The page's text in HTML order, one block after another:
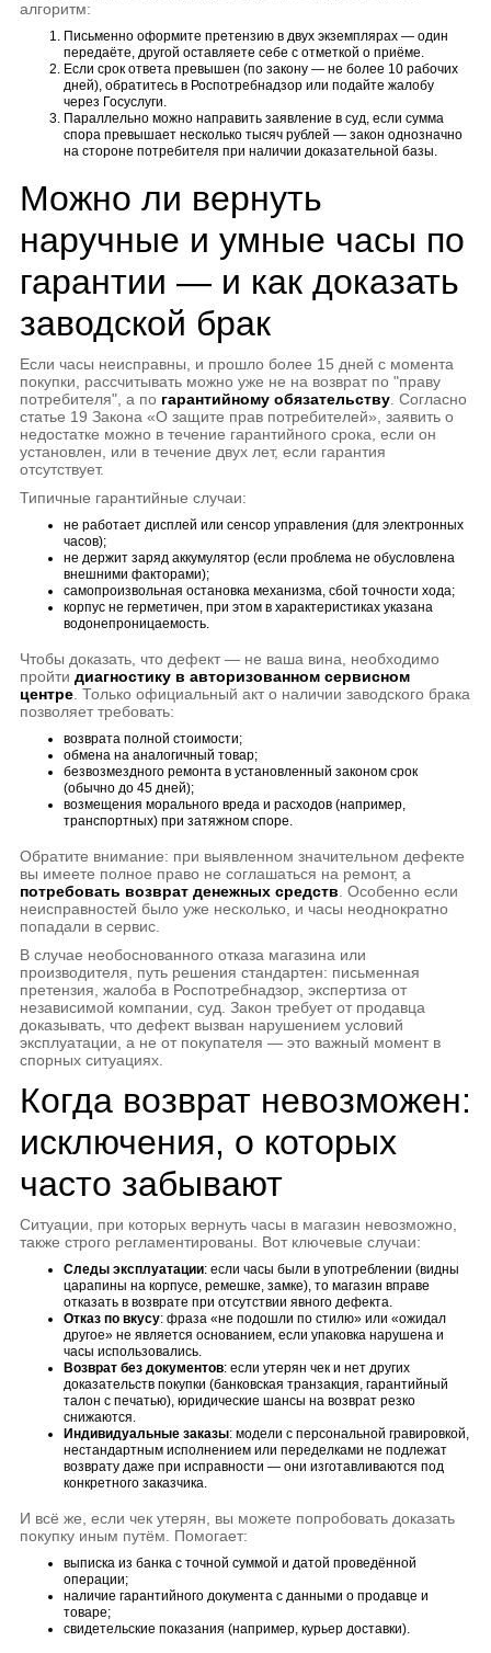
алгоритм:
Письменно оформите претензию в двух экземплярах — один
передаёте, другой оставляете себе с отметкой о приёме.
Если срок ответа превышен (по закону — не более 10 рабочих
дней), обратитесь в Роспотребнадзор или подайте жалобу
через Госуслуги.
Параллельно можно направить заявление в суд, если сумма
спора превышает несколько тысяч рублей — закон однозначно
на стороне потребителя при наличии доказательной базы.
Можно ли вернуть
наручные и умные часы по
гарантии — и как доказать
заводской брак
Если часы неисправны, и прошло более 15 дней с момента
покупки, рассчитывать можно уже не на возврат по "праву
потребителя", а по гарантийному обязательству . Согласно
статье 19 Закона «О защите прав потребителей», заявить о
недостатке можно в течение гарантийного срока, если он
установлен, или в течение двух лет, если гарантия
отсутствует.
Типичные гарантийные случаи:
не работает дисплей или сенсор управления (для электронных
часов);
не держит заряд аккумулятор (если проблема не обусловлена
внешними факторами);
самопроизвольная остановка механизма, сбой точности хода;
корпус не герметичен, при этом в характеристиках указана
водонепроницаемость.
Чтобы доказать, что дефект — не ваша вина, необходимо
пройти диагностику в авторизованном сервисном
центре . Только официальный акт о наличии заводского брака
позволяет требовать:
возврата полной стоимости;
обмена на аналогичный товар;
безвозмездного ремонта в установленный законом срок
(обычно до 45 дней);
возмещения морального вреда и расходов (например,
транспортных) при затяжном споре.
Обратите внимание: при выявленном значительном дефекте
вы имеете полное право не соглашаться на ремонт, а
потребовать возврат денежных средств . Особенно если
неисправностей было уже несколько, и часы неоднократно
попадали в сервис.
В случае необоснованного отказа магазина или
производителя, путь решения стандартен: письменная
претензия, жалоба в Роспотребнадзор, экспертиза от
независимой компании, суд. Закон требует от продавца
доказывать, что дефект вызван нарушением условий
эксплуатации, а не от покупателя — это важный момент в
спорных ситуациях.
Когда возврат невозможен:
исключения, о которых
часто забывают
Ситуации, при которых вернуть часы в магазин невозможно,
также строго регламентированы. Вот ключевые случаи:
Следы эксплуатации: если часы были в употреблении (видны
царапины на корпусе, ремешке, замке), то магазин вправе
отказать в возврате при отсутствии явного дефекта.
Отказ по вкусу: фраза «не подошли по стилю» или «ожидал
другое» не является основанием, если упаковка нарушена и
часы использовались.
Возврат без документов: если утерян чек и нет других
доказательств покупки (банковская транзакция, гарантийный
талон с печатью), юридические шансы на возврат резко
снижаются.
Индивидуальные заказы: модели с персональной гравировкой,
нестандартным исполнением или переделками не подлежат
возврату даже при исправности — они изготавливаются под
конкретного заказчика.
И всё же, если чек утерян, вы можете попробовать доказать
покупку иным путём. Помогает:
выписка из банка с точной суммой и датой проведённой
операции;
наличие гарантийного документа с данными о продавце и
товаре;
свидетельские показания (например, курьер доставки).